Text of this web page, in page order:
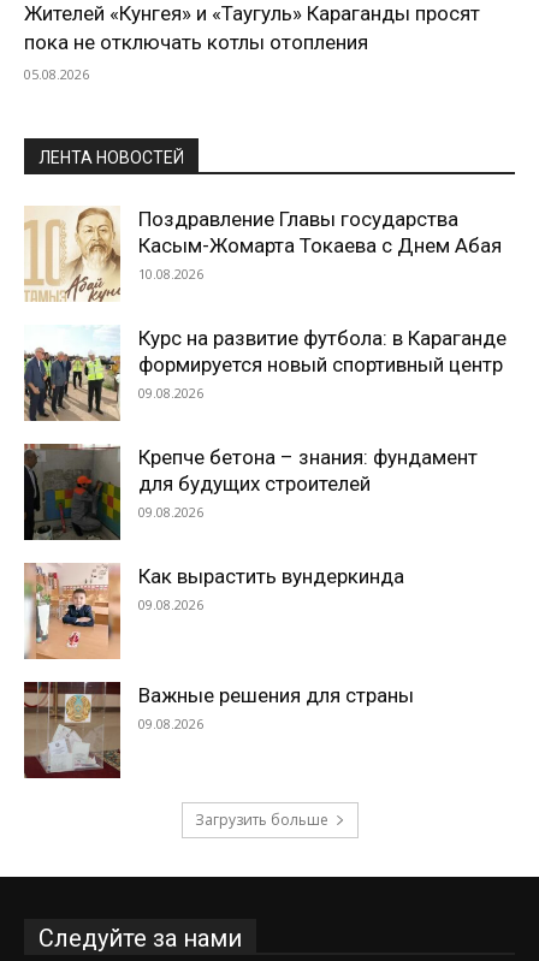
Жителей «Кунгея» и «Таугуль» Караганды просят
пока не отключать котлы отопления
05.08.2026
ЛЕНТА НОВОСТЕЙ
Поздравление Главы государства
Касым-Жомарта Токаева с Днем Абая
10.08.2026
Курс на развитие футбола: в Караганде
формируется новый спортивный центр
09.08.2026
Крепче бетона – знания: фундамент
для будущих строителей
09.08.2026
Как вырастить вундеркинда
09.08.2026
Важные решения для страны
09.08.2026
Загрузить больше
Следуйте за нами